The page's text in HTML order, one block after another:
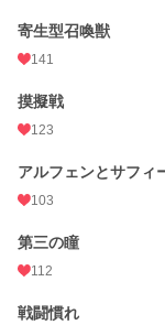
寄生型召喚獣
141
摸擬戦
123
アルフェンとサフィ
103
第三の瞳
112
戦闘慣れ